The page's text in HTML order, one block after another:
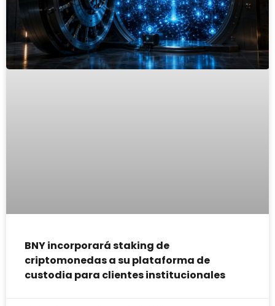
BNY incorporará staking de
criptomonedas a su plataforma de
custodia para clientes institucionales